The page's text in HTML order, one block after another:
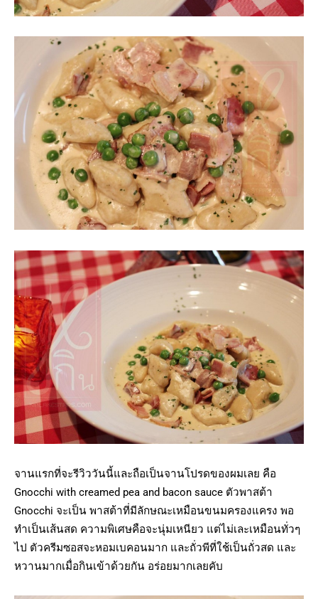
จานแรกที่จะรีวิววันนี้และถือเป็นจานโปรดของผมเลย คือ
Gnocchi with creamed pea and bacon sauce ตัวพาสต้า
Gnocchi จะเป็น พาสต้าที่มีลักษณะเหมือนขนมครองแครง พอ
ทำเป็นเส้นสด ความพิเศษคือจะนุ่มเหนียว แต่ไม่เละเหมือนทั่วๆ
ไป ตัวครีมซอสจะหอมเบคอนมาก และถั่วพีที่ใช้เป็นถั่วสด และ
หวานมากเมื่อกินเข้าด้วยกัน อร่อยมากเลยคับ